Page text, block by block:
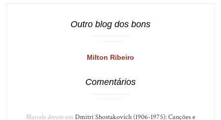
Outro blog dos bons
Milton Ribeiro
Comentários
Marcelo devotoem Dmitri Shostakovich (1906-1975): Canções e